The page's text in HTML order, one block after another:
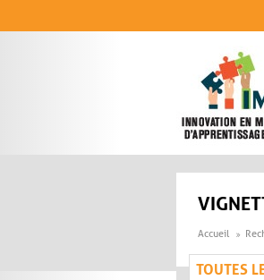
Accueil
TOUTES